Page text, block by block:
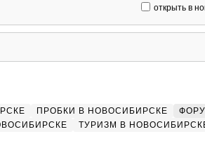
открыть в
ПРОБКИ В НОВОСИБИРСКЕ
ТУРИЗМ В